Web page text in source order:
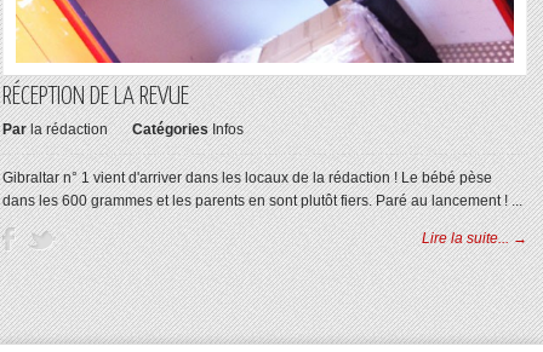
RÉCEPTION DE LA REVUE
Par la rédaction Catégories Infos
Gibraltar n° 1 vient d'arriver dans les locaux de la rédaction ! Le bébé pèse
dans les 600 grammes et les parents en sont plutôt fiers. Paré au lancement ! ...
Lire la suite... →